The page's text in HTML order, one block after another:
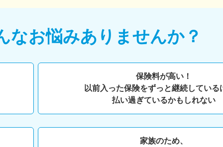
なお悩みありませんか？
保険料が高い！
以前入った保険をずっと継続している
払い過ぎているかもしれない
家族のため、